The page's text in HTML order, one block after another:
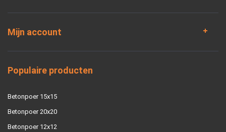
Mijn account
Populaire producten
Betonpoer 15x15
Betonpoer 20x20
Betonpoer 12x12